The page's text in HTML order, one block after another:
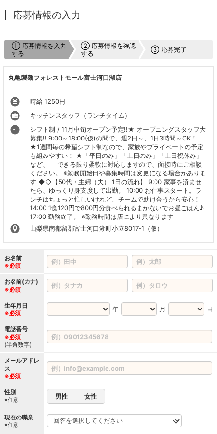
応募情報の入力
① 応募情報を入力
する
② 応募情報を確認
する
③ 応募完了
丸亀製麺フォレストモール富士河口湖店
時給 1250円
キッチンスタッフ（ランチタイム）
シフト制 / 11月中旬オープン予定!!★ オープニングスタッフ大
募集!! 9:00～18:00(仮)の間で、週2日～、1日3時間～OK！
★1週間毎の希望シフト制なので、家族やプライベートの予定
も組みやすい！ ★「平日のみ」「土日のみ」「土日祝休み」
など、 できる限り柔軟に対応しますので、面接時にご相談
ください。 ※勤務開始日や募集時間は変更になる場合がありま
す ◆◇【50代・主婦（夫） 1日の流れ】 9:00 家事を済ませ
たら、ゆっくり身支度して出勤。 10:00 お仕事スタート。ラ
ンチはちょっと忙しいけれど、チームで助け合うから安心！
14:00 1食120円で800円分食べられるまかないでお昼ごはん♪
17:00 勤務終了。 ※勤務時間は店により異なります
山梨県南都留郡富士河口湖町小立8017-1（仮）
お名前
※必須
お名前(カナ)
※必須
生年月日
※必須
年 月 日
電話番号
※必須
(半角数字)
メールアドレ
ス
※必須
性別
※任意 男性 女性
現在の職業
※任意